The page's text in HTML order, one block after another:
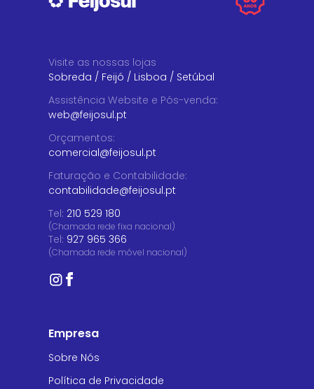
Visite as nossas lojas
Sobreda / Feijó / Lisboa / Setúbal
Assistência Website e Pós-venda:
web@feijosul.pt
Orçamentos:
comercial@feijosul.pt
Faturação e Contabilidade:
contabilidade@feijosul.pt
Tel: 210 529 180
(Chamada rede fixa nacional)
Tel: 927 965 366
(Chamada rede móvel nacional)
Empresa
Sobre Nós
Política de Privacidade